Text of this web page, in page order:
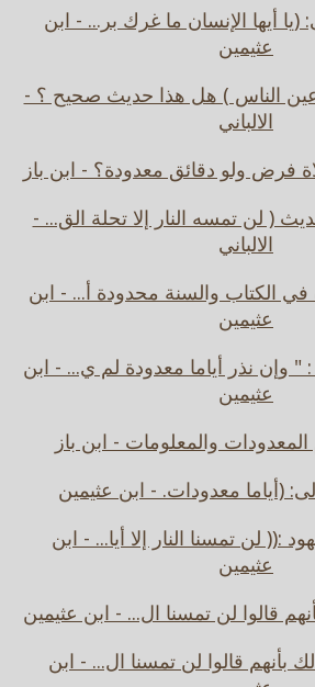
(يا أيها الإنسان ما غرك بر... - ابن
عثيمين
الناس ) هل هذا حديث صحيح ؟ -
الالباني
فرض ولو دقائق معدودة؟ - ابن باز
( لن تمسه النار إلا تحلة الق... -
الالباني
في الكتاب والسنة محدودة أ... - ابن
عثيمين
نذر أياما معدودة لم ي... - ابن
عثيمين
المعدودات والمعلومات - ابن باز
(أياما معدودات. - ابن عثيمين
:(( لن تمسنا النار إلا أيا... - ابن
عثيمين
قالوا لن تمسنا ال... - ابن عثيمين
بأنهم قالوا لن تمسنا ال... - ابن